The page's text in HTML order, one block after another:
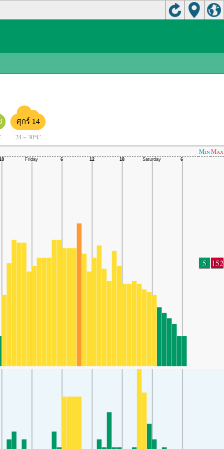
ศุกร์ 14
24 ~ 30°C
MinMax
5 152